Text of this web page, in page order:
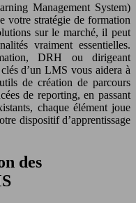
Management System)
votre stratégie de formation
sur le marché, il peut
vraiment essentielles.
DRH ou dirigeant
d’un LMS vous aidera à
de création de parcours
de reporting, en passant
chaque élément joue
dispositif d’apprentissage
des